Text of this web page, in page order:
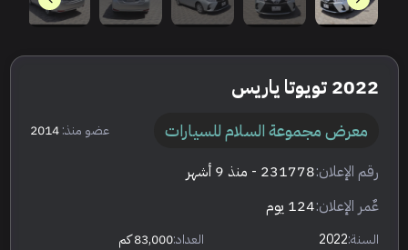
2022 تويوتا ياريس
معرض مجموعة السلام للسيارات عضو منذ:2014
رقم الإعلان:231778 - منذ 9 أشهر
عٌمر الإعلان:124 يوم
السنة:2022 العداد:83,000 كم